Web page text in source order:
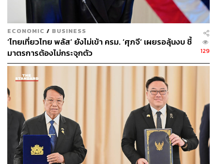
ECONOMIC / BUSINESS
‘ไทยเที่ยวไทย พลัส’ ยังไม่เข้า ครม. ‘ศุภจี’ เผยรอลุ้นงบ ชี้
มาตรการต้องไม่กระจุกตัว
129